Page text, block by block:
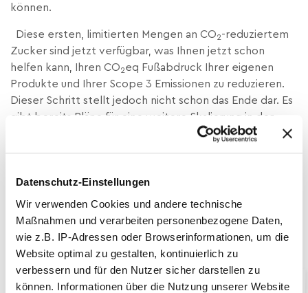
Datenschutz-Einstellungen
Wir verwenden Cookies und andere technische
Maßnahmen und verarbeiten personenbezogene Daten,
wie z.B. IP-Adressen oder Browserinformationen, um die
Website optimal zu gestalten, kontinuierlich zu
verbessern und für den Nutzer sicher darstellen zu
können. Informationen über die Nutzung unserer Website
können.
Diese ersten, limitierten Mengen an CO2-reduziertem
Zucker sind jetzt verfügbar, was Ihnen jetzt schon
helfen kann, Ihren CO2eq Fußabdruck Ihrer eigenen
Produkte und Ihrer Scope 3 Emissionen zu reduzieren.
Dieser Schritt stellt jedoch nicht schon das Ende dar. Es
gibt bereits Pläne für eine weitere Skalierung in der
offiziellen TÜV Verifizierungsstatement
Möchten Sie Ihren CO2eq Fußabdruck gemeinsam mit
uns reduzieren?Sprechen Sie uns an – wir freuen uns auf
den Austausch!